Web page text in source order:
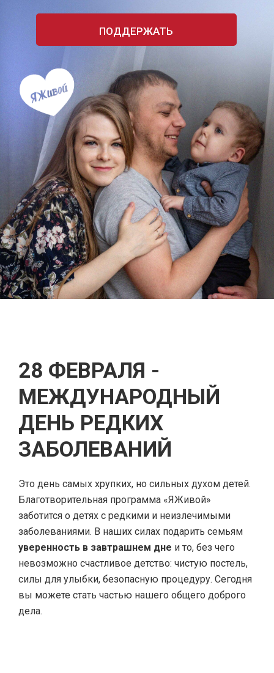
ПОДДЕРЖАТЬ
28 ФЕВРАЛЯ -
МЕЖДУНАРОДНЫЙ
ДЕНЬ РЕДКИХ
ЗАБОЛЕВАНИЙ
Это день самых хрупких, но сильных духом детей.
Благотворительная программа «ЯЖивой»
заботится о детях с редкими и неизлечимыми
заболеваниями. В наших силах подарить семьям
уверенность в завтрашнем дне и то, без чего
невозможно счастливое детство: чистую постель,
силы для улыбки, безопасную процедуру. Сегодня
вы можете стать частью нашего общего доброго
дела.